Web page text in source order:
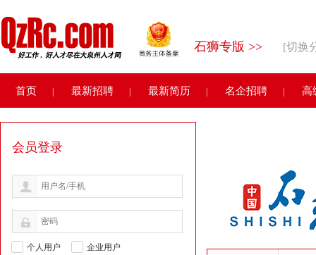
石狮专版 >> [切换
首页 最新招聘 最新简历 名企招聘 高
会员登录
个人用户 企业用户